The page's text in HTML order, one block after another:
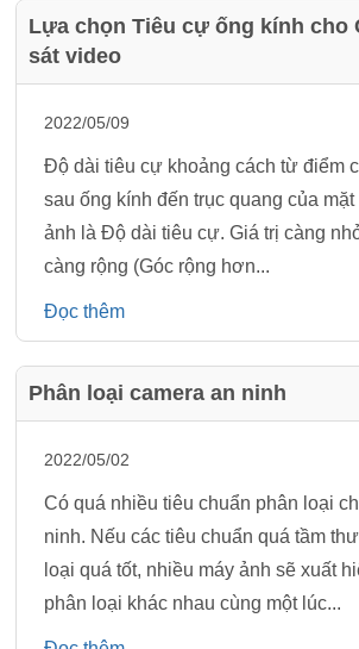
Lựa chọn Tiêu cự ống kính cho
sát video
2022/05/09
Độ dài tiêu cự khoảng cách từ điểm
sau ống kính đến trục quang của
ảnh là Độ dài tiêu cự. Giá trị càng
càng rộng (Góc rộng hơn...
Đọc thêm
Phân loại camera an ninh
2022/05/02
Có quá nhiều tiêu chuẩn phân loại
ninh. Nếu các tiêu chuẩn quá tầm
loại quá tốt, nhiều máy ảnh sẽ xuất
phân loại khác nhau cùng một lúc...